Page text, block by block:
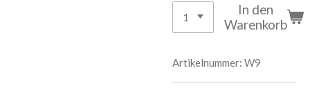
In den
Warenkorb
Artikelnummer: W9